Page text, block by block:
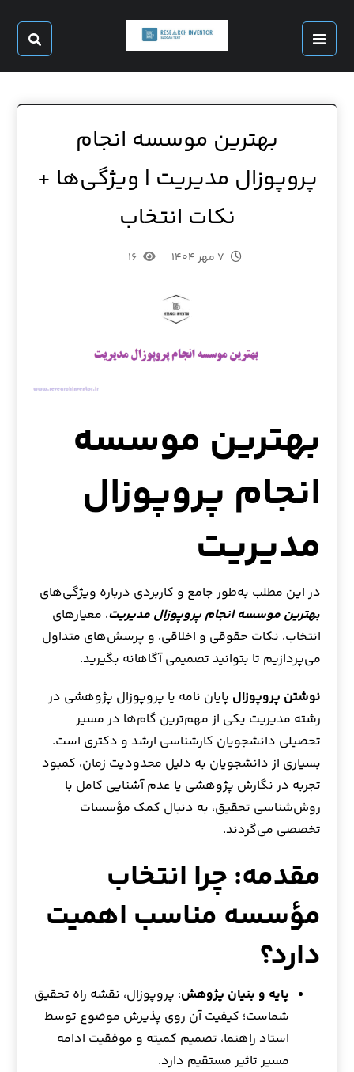
بهترین موسسه انجام
پروپوزال مدیریت | ویژگی‌ها +
نکات انتخاب
۷ مهر ۱۴۰۴ ۱۶
بهترین موسسه
انجام پروپوزال
مدیریت
در این مطلب به‌طور جامع و کاربردی درباره ویژگی‌های
بهترین موسسه انجام پروپوزال مدیریت، معیارهای
انتخاب، نکات حقوقی و اخلاقی، و پرسش‌های متداول
می‌پردازیم تا بتوانید تصمیمی آگاهانه بگیرید.
نوشتن پروپوزال پایان نامه یا پروپوزال پژوهشی در
رشته مدیریت یکی از مهم‌ترین گام‌ها در مسیر
تحصیلی دانشجویان کارشناسی ارشد و دکتری است.
بسیاری از دانشجویان به دلیل محدودیت زمان، کمبود
تجربه در نگارش پژوهشی یا عدم آشنایی کامل با
روش‌شناسی تحقیق، به دنبال کمک مؤسسات
تخصصی می‌گردند.
مقدمه: چرا انتخاب
مؤسسه مناسب اهمیت
دارد؟
پایه و بنیان پژوهش: پروپوزال، نقشه راه تحقیق
شماست؛ کیفیت آن روی پذیرش موضوع توسط
استاد راهنما، تصمیم کمیته و موفقیت ادامه
مسیر تاثیر مستقیم دارد.